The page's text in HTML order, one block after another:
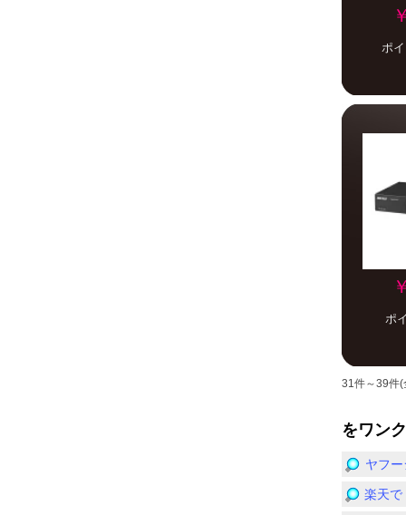
ポ
ポ
31件～39件
をワン
ヤフ
楽天で